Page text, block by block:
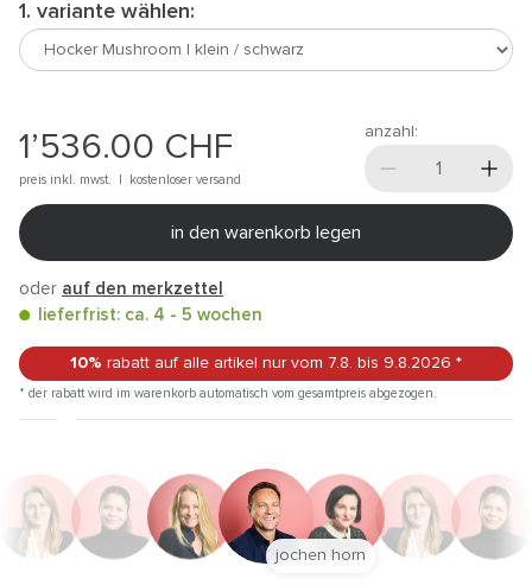
1. variante wählen:
1’536.00 CHF
preis inkl. mwst. | kostenloser versand
anzahl:
in den warenkorb legen
oder auf den merkzettel
lieferfrist: ca. 4 - 5 wochen
10% rabatt auf alle artikel nur vom 7.8. bis 9.8.2026 *
* der rabatt wird im warenkorb automatisch vom gesamtpreis abgezogen.
jochen horn